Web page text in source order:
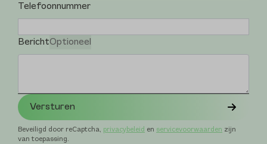
Telefoonnummer
BerichtOptioneel
Versturen
Beveiligd door reCaptcha, privacybeleid en servicevoorwaarden zijn
van toepassing.